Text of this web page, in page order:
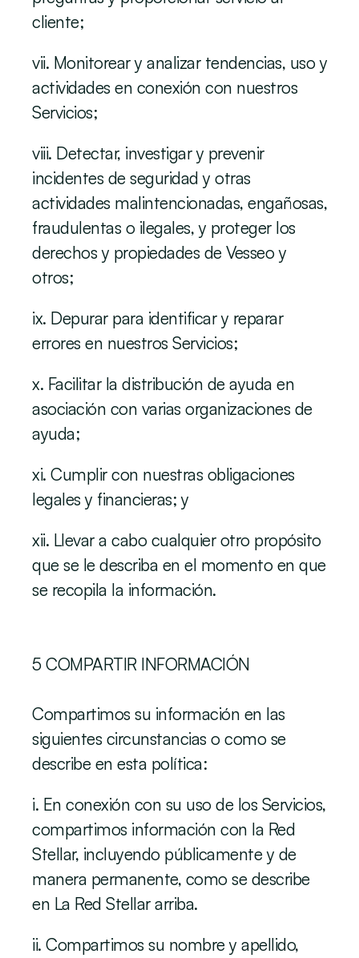
cliente;
vii. Monitorear y analizar tendencias, uso y
actividades en conexión con nuestros
Servicios;
viii. Detectar, investigar y prevenir
incidentes de seguridad y otras
actividades malintencionadas, engañosas,
fraudulentas o ilegales, y proteger los
derechos y propiedades de Vesseo y
otros;
ix. Depurar para identificar y reparar
errores en nuestros Servicios;
x. Facilitar la distribución de ayuda en
asociación con varias organizaciones de
ayuda;
xi. Cumplir con nuestras obligaciones
legales y financieras; y
xii. Llevar a cabo cualquier otro propósito
que se le describa en el momento en que
se recopila la información.
‍5 COMPARTIR INFORMACIÓN
‍Compartimos su información en las
siguientes circunstancias o como se
describe en esta política:
i. En conexión con su uso de los Servicios,
compartimos información con la Red
Stellar, incluyendo públicamente y de
manera permanente, como se describe
en La Red Stellar arriba.
ii. Compartimos su nombre y apellido,